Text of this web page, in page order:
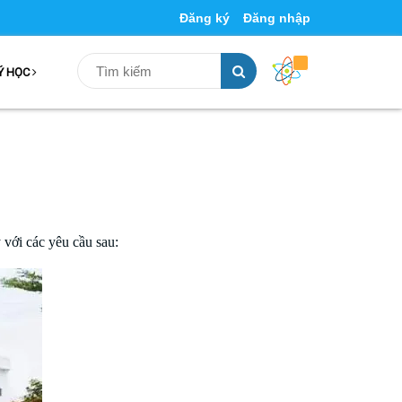
Đăng ký Đăng nhập
HỌC
với các yêu cầu sau: